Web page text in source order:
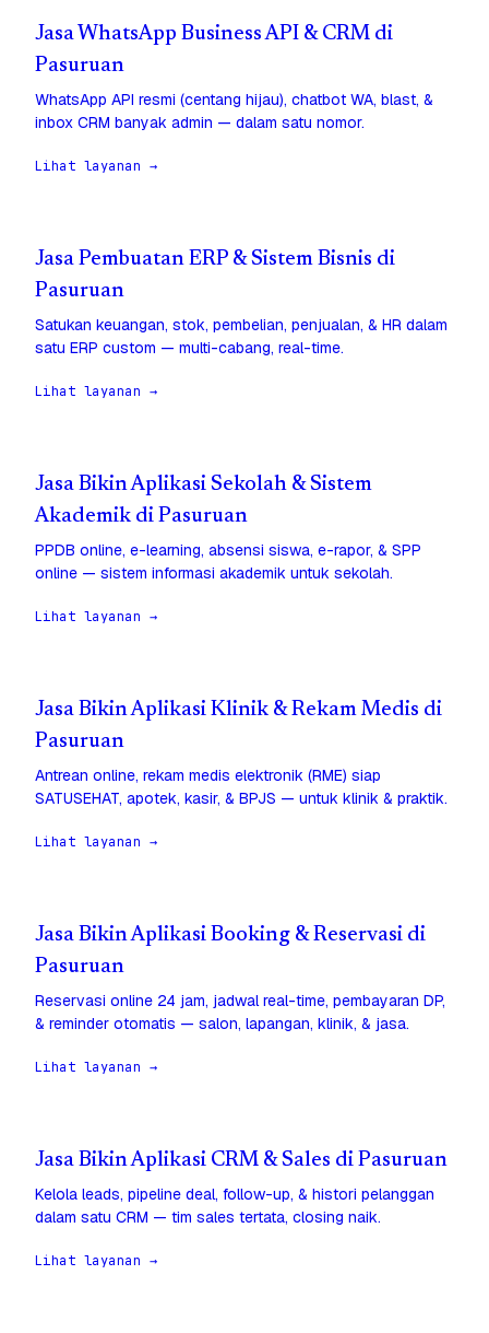
Jasa WhatsApp Business API & CRM di
Pasuruan
WhatsApp API resmi (centang hijau), chatbot WA, blast, &
inbox CRM banyak admin — dalam satu nomor.
Lihat layanan →
Jasa Pembuatan ERP & Sistem Bisnis di
Pasuruan
Satukan keuangan, stok, pembelian, penjualan, & HR dalam
satu ERP custom — multi-cabang, real-time.
Lihat layanan →
Jasa Bikin Aplikasi Sekolah & Sistem
Akademik di Pasuruan
PPDB online, e-learning, absensi siswa, e-rapor, & SPP
online — sistem informasi akademik untuk sekolah.
Lihat layanan →
Jasa Bikin Aplikasi Klinik & Rekam Medis di
Pasuruan
Antrean online, rekam medis elektronik (RME) siap
SATUSEHAT, apotek, kasir, & BPJS — untuk klinik & praktik.
Lihat layanan →
Jasa Bikin Aplikasi Booking & Reservasi di
Pasuruan
Reservasi online 24 jam, jadwal real-time, pembayaran DP,
& reminder otomatis — salon, lapangan, klinik, & jasa.
Lihat layanan →
Jasa Bikin Aplikasi CRM & Sales di Pasuruan
Kelola leads, pipeline deal, follow-up, & histori pelanggan
dalam satu CRM — tim sales tertata, closing naik.
Lihat layanan →